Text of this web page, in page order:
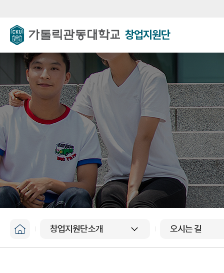
창업지원단
창업지원단소개 오시는 길